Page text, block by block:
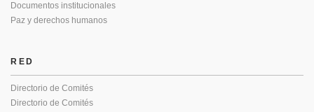
Documentos institucionales
Paz y derechos humanos
RED
Directorio de Comités
Directorio de Comités